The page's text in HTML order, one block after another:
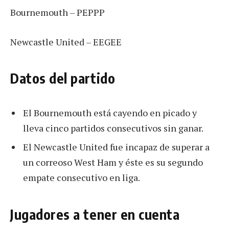
Bournemouth – PEPPP
Newcastle United – EEGEE
Datos del partido
El Bournemouth está cayendo en picado y
lleva cinco partidos consecutivos sin ganar.
El Newcastle United fue incapaz de superar a
un correoso West Ham y éste es su segundo
empate consecutivo en liga.
Jugadores a tener en cuenta